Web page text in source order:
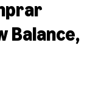
Balance,